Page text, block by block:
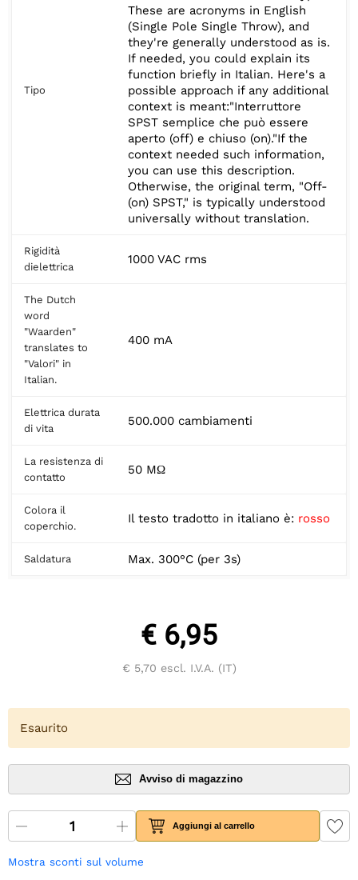
Tipo
These are acronyms in English
(Single Pole Single Throw), and
they're generally understood as is.
If needed, you could explain its
function briefly in Italian. Here's a
possible approach if any additional
context is meant:"Interruttore
SPST semplice che può essere
aperto (off) e chiuso (on)."If the
context needed such information,
you can use this description.
Otherwise, the original term, "Off-
(on) SPST," is typically understood
universally without translation.
Rigidità
dielettrica
1000 VAC rms
The Dutch
word
"Waarden"
translates to
"Valori" in
Italian.
400 mA
Elettrica durata
di vita
500.000 cambiamenti
La resistenza di
contatto
50 MΩ
Colora il
coperchio.
Il testo tradotto in italiano è: rosso
Saldatura Max. 300°C (per 3s)
€ 6,95
€ 5,70 escl. I.V.A. (IT)
Esaurito
Avviso di magazzino
Aggiungi al carrello
Mostra sconti sul volume